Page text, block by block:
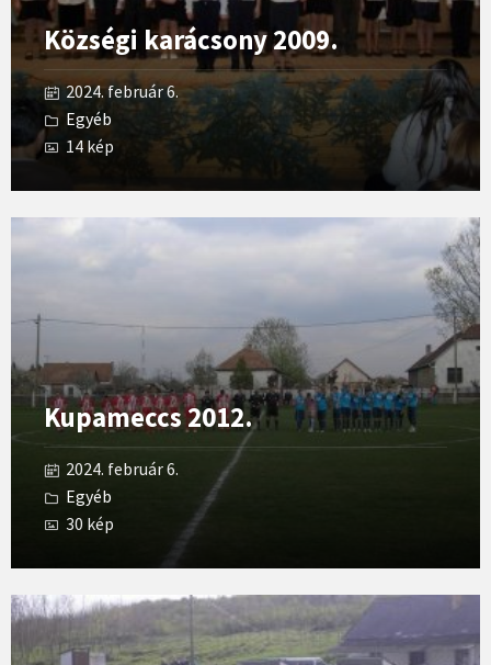
Községi karácsony 2009.
2024. február 6.
Egyéb
14 kép
Kupameccs 2012.
2024. február 6.
Egyéb
30 kép
Gallery
Open
Gallery